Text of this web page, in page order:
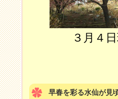
３月４日
早春を彩る水仙が見